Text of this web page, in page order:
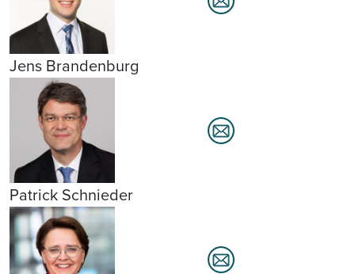
Jens Brandenburg
Patrick Schnieder